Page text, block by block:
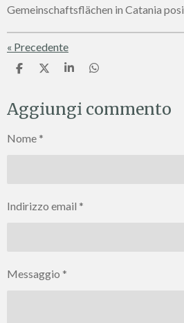
Gemeinschaftsflächen in Catania
« Precedente
C
d
i
i
C
d
i
C
d
i
C
d
i
Aggiungi commento
Nome *
Indirizzo email *
Messaggio *